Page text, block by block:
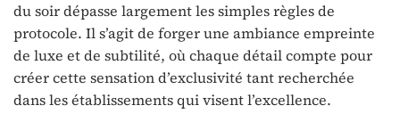
du soir dépasse largement les simples règles de
protocole. Il s’agit de forger une ambiance empreinte
de luxe et de subtilité, où chaque détail compte pour
créer cette sensation d’exclusivité tant recherchée
dans les établissements qui visent l’excellence.